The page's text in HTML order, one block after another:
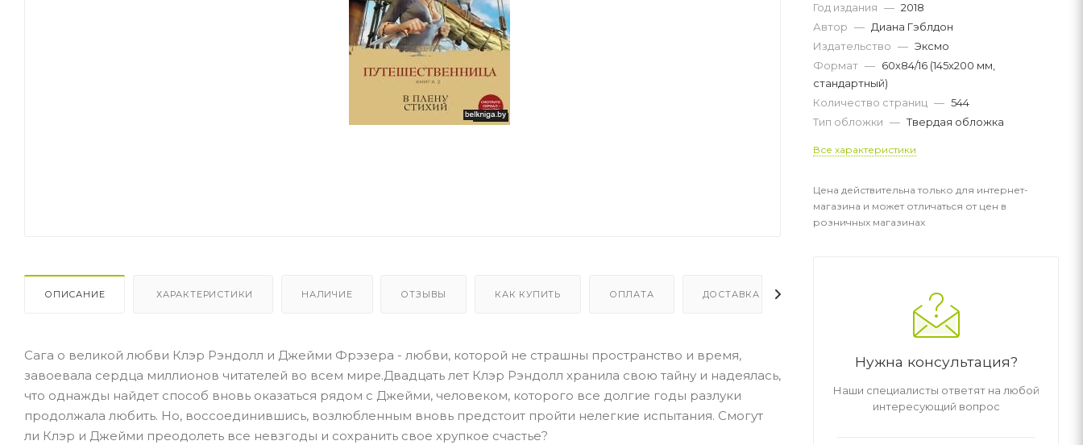
ОПИСАНИЕ ХАРАКТЕРИСТИКИ НАЛИЧИЕ ОТЗЫВЫ КАК КУПИТЬ ОПЛАТА ДОСТАВКА
Сага о великой любви Клэр Рэндолл и Джейми Фрэзера - любви, которой не страшны пространство и время,
завоевала сердца миллионов читателей во всем мире.Двадцать лет Клэр Рэндолл хранила свою тайну и надеялась,
что однажды найдет способ вновь оказаться рядом с Джейми, человеком, которого все долгие годы разлуки
продолжала любить. Но, воссоединившись, возлюбленным вновь предстоит пройти нелегкие испытания. Смогут
ли Клэр и Джейми преодолеть все невзгоды и сохранить свое хрупкое счастье?
Год издания — 2018
Автор — Диана Гэблдон
Издательство — Эксмо
Формат — 60х84/16 (145х200 мм,
стандартный)
Количество страниц — 544
Тип обложки — Твердая обложка
Все характеристики
Цена действительна только для интернет-
магазина и может отличаться от цен в
розничных магазинах
Нужна консультация?
Наши специалисты ответят на любой
интересующий вопрос